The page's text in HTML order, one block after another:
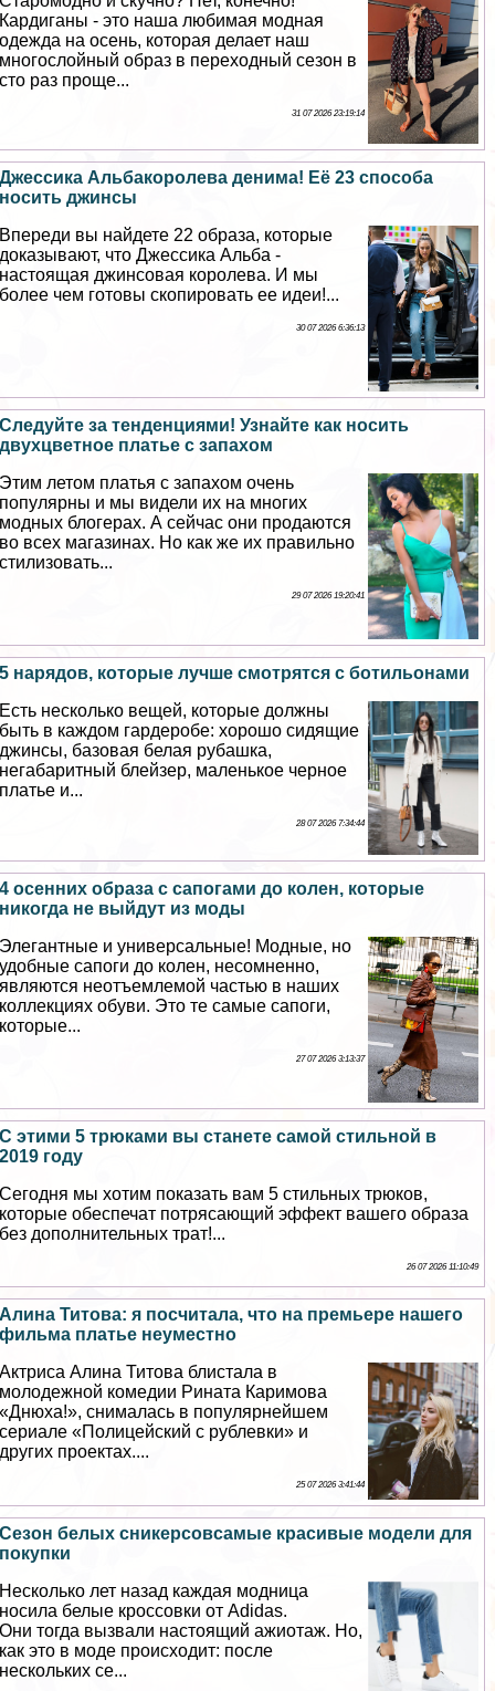
Кардиганы - это наша любимая модная
одежда на осень, которая делает наш
многослойный образ в переходный сезон в
сто раз проще...
31 07 2026 23:19:14
Джессика Альбакоролева денима! Её 23 способа
носить джинсы
Впереди вы найдете 22 образа, которые
доказывают, что Джессика Альба -
настоящая джинсовая королева. И мы
более чем готовы скопировать ее идеи!...
30 07 2026 6:36:13
Следуйте за тенденциями! Узнайте как носить
двухцветное платье с запахом
Этим летом платья с запахом очень
популярны и мы видели их на многих
модных блогерах. А сейчас они продаются
во всех магазинах. Но как же их правильно
стилизовать...
29 07 2026 19:20:41
5 нарядов, которые лучше смотрятся с ботильонами
Есть несколько вещей, которые должны
быть в каждом гардеробе: хорошо сидящие
джинсы, базовая белая рубашка,
негабаритный блейзер, маленькое черное
платье и...
28 07 2026 7:34:44
4 осенних образа с сапогами до колен, которые
никогда не выйдут из моды
Элегантные и универсальные! Модные, но
удобные сапоги до колен, несомненно,
являются неотъемлемой частью в наших
коллекциях обуви. Это те самые сапоги,
которые...
27 07 2026 3:13:37
С этими 5 трюками вы станете самой стильной в
2019 году
Сегодня мы хотим показать вам 5 стильных трюков,
которые обеспечат потрясающий эффект вашего образа
без дополнительных трат!...
26 07 2026 11:10:49
Алина Титова: я посчитала, что на премьере нашего
фильма платье неуместно
Актриса Алина Титова блистала в
молодежной комедии Рината Каримова
«Днюха!», снималась в популярнейшем
сериале «Полицейский с рублевки» и
других проектах....
25 07 2026 3:41:44
Сезон белых сникерсовсамые красивые модели для
покупки
Несколько лет назад каждая модница
носила белые кроссовки от Adidas.
Они тогда вызвали настоящий ажиотаж. Но,
как это в моде происходит: после
нескольких се...